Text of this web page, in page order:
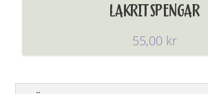
LAKRITSPENGAR
55,00 kr